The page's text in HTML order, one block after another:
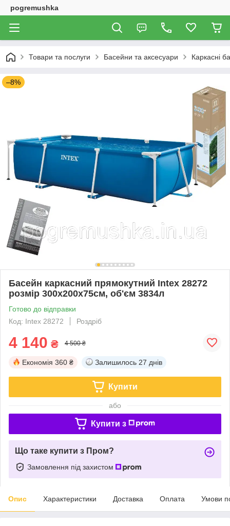
pogremushka
Товари та послуги Басейни та аксесуари Каркасні
–8%
Басейн каркасний прямокутний Intex 28272
розмір 300x200x75см, об'єм 3834л
Готово до відправки
Код: Intex 28272
Роздріб
4 140 ₴ 4 500 ₴
Економія 360 ₴ Залишилось 27 днів
Купити
або
Купити з
Що таке купити з Пром?
Замовлення під захистом
Опис Характеристики Доставка Оплата Умови